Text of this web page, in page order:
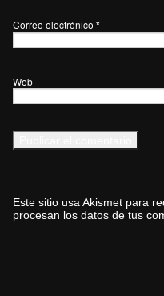
Correo electrónico *
Web
Este sitio usa Akismet para
procesan los datos de tus